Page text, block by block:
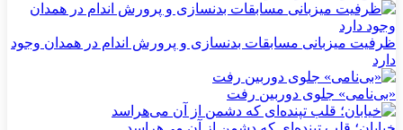
ظرفیت میزبانی مسابقات بدنسازی و پرورش اندام در همدان وجود
دارد
«بی‌نامی» جلوی دوربین رفت